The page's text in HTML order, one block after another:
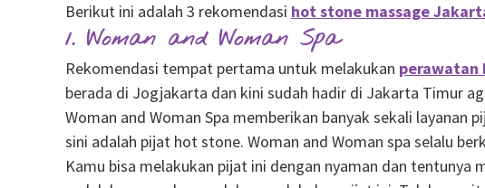
Berikut ini adalah 3 rekomendasi hot stone massage
1. Woman and Woman Spa
Rekomendasi tempat pertama untuk melakukan perawatan
berada di Jogjakarta dan kini sudah hadir di Jakarta Timur
Woman and Woman Spa memberikan banyak sekali layanan
sini adalah pijat hot stone. Woman and Woman spa selalu
Kamu bisa melakukan pijat ini dengan nyaman dan tentunya